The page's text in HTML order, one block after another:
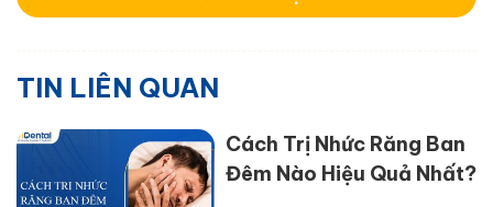
TIN LIÊN QUAN
Cách Trị Nhức Răng Ban
Đêm Nào Hiệu Quả Nhất?